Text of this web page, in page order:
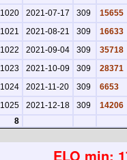
1020
2021-07-17 309
15655
1021
2021-08-21 309
16633
1022
2021-09-04 309
35718
1023
2021-10-09 309
28371
1024
2021-11-20 309
6653
1025
2021-12-18 309
14206
8